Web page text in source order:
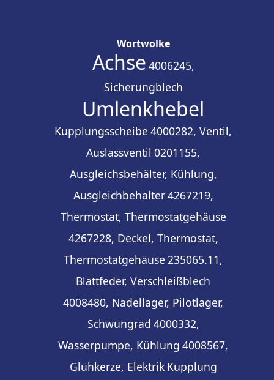
Wortwolke
Achse 4006245,
Sicherungblech
Umlenkhebel
Kupplungsscheibe 4000282, Ventil,
Auslassventil 0201155,
Ausgleichsbehälter, Kühlung,
Ausgleichbehälter4267219,
Thermostat, Thermostatgehäuse
4267228, Deckel, Thermostat,
Thermostatgehäuse 235065.11,
Blattfeder, Verschleißblech
4008480, Nadellager, Pilotlager,
Schwungrad 4000332,
Wasserpumpe, Kühlung 4008567,
Glühkerze, Elektrik Kupplung